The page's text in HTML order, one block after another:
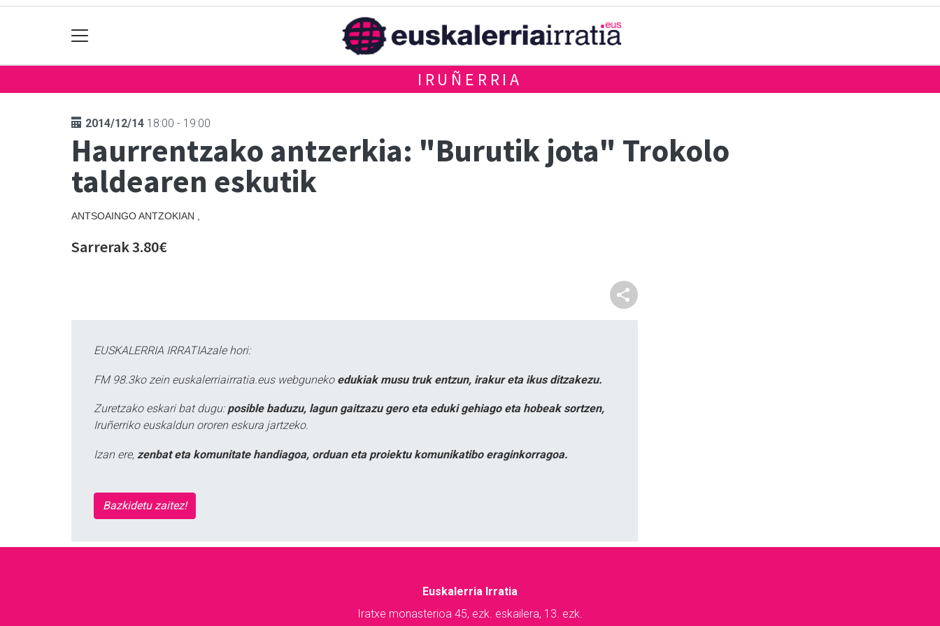
IRUÑERRIA
2014/12/14 18:00 - 19:00
Haurrentzako antzerkia: "Burutik jota" Trokolo
taldearen eskutik
ANTSOAINGO ANTZOKIAN ,
Sarrerak 3.80€
EUSKALERRIA IRRATIAzale hori:
FM 98.3ko zein euskalerriairratia.eus webguneko edukiak musu truk entzun, irakur eta ikus ditzakezu.
Zuretzako eskari bat dugu: posible baduzu, lagun gaitzazu gero eta eduki gehiago eta hobeak sortzen,
Iruñerriko euskaldun ororen eskura jartzeko.
Izan ere, zenbat eta komunitate handiagoa, orduan eta proiektu komunikatibo eraginkorragoa.
Bazkidetu zaitez!
Euskalerria Irratia
Iratxe monasterioa 45, ezk. eskailera, 13. ezk.